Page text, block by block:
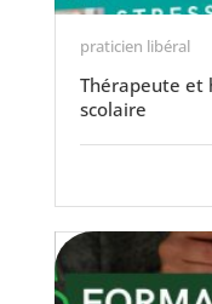
praticien libéral
Thérapeute et
scolaire